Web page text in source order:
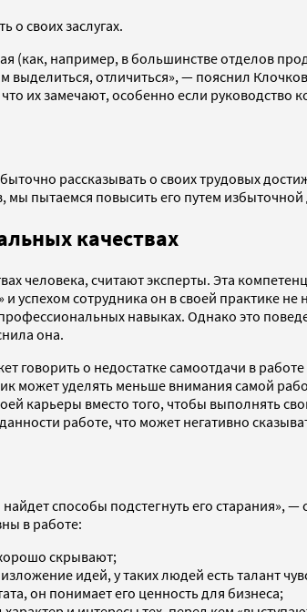
о своих заслугах.
например, в большинстве отделов
выделиться, отличиться», — пояснил
их замечают, особенно если руководство
рассказывать о своих трудовых
пытаемся повысить его путем
качествах
человека, считают эксперты. Эта
сотрудника он в своей практике
навыках. Однако это
она.
о недостатке самоотдачи в работе
может уделять меньше внимания самой
карьеры вместо того, чтобы выполнять
работе, что может негативно
способы подстегнуть его старания»,
в работе:
скрывают;
идей, у таких людей есть талант
он понимает его ценность для бизнеса;